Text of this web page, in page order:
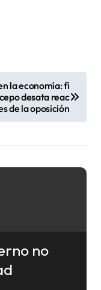
la economía: fi
desata reac
de la oposición
no